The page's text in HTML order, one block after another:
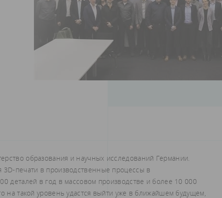
образования и научных исследований Германии.
3D-печати в производственные процессы в
деталей в год в массовом производстве и более 10 000
на такой уровень удастся выйти уже в ближайшем будущем,